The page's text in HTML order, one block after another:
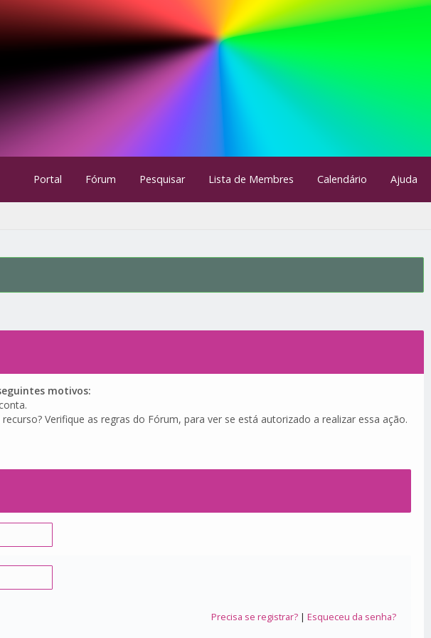
Portal Fórum Pesquisar Lista de Membres Calendário Ajuda
motivos:
Verifique as regras do Fórum, para ver se está autorizado a realizar essa ação.
Precisa se registrar?| Esqueceu da senha?